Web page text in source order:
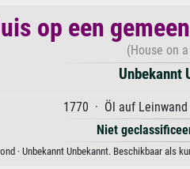
op een
(House on
Unbekannt
1770 · Öl auf
Niet
· Unbekannt Unbekannt. Beschikbaar